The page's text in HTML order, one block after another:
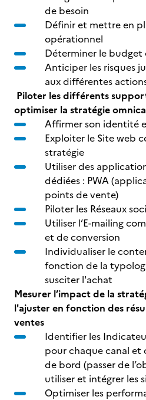
de besoin
Définir et mettre en
opérationnel
Déterminer le budget
Anticiper les risques
aux différentes
Piloter les différents
optimiser la stratégie
Affirmer son identité
Exploiter le Site web
stratégie
Utiliser des
dédiées : PWA
points de vente)
Piloter les Réseaux
Utiliser l’E-mailing
et de conversion
Individualiser le
fonction de la
susciter l'achat
Mesurer l’impact de la
l'ajuster en fonction des
ventes
Identifier les
pour chaque canal et
de bord (passer de
utiliser et intégrer les
Optimiser les